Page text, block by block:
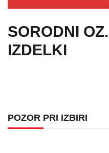
SORODNI
IZDELKI
POZOR PRI IZBIRI